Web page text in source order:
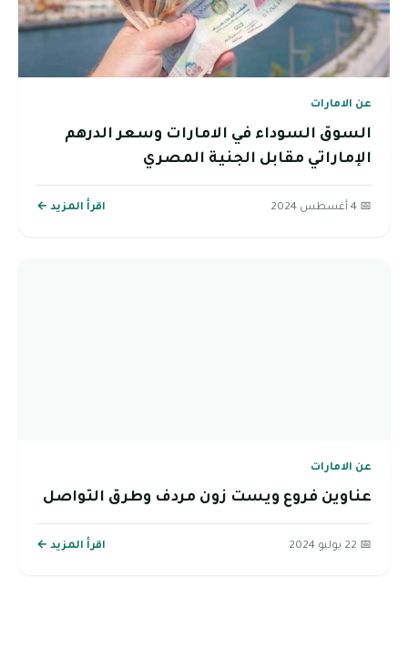
عن الامارات
السوق السوداء في الامارات وسعر الدرهم
الإماراتي مقابل الجنية المصري
📅 4 أغسطس 2024 اقرأ المزيد ←
عن الامارات
عناوين فروع ويست زون مردف وطرق التواصل
📅 22 يوليو 2024 اقرأ المزيد ←